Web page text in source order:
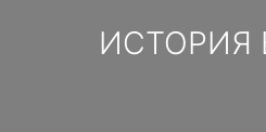
ИСТОРИЯ